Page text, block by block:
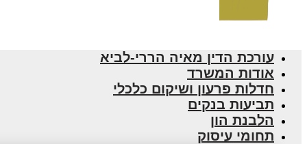
עורכת הדין מאיה הררי-לביא
אודות המשרד
חדלות פרעון ושיקום כלכלי
תביעות בנקים
הלבנת הון
תחומי עיסוק